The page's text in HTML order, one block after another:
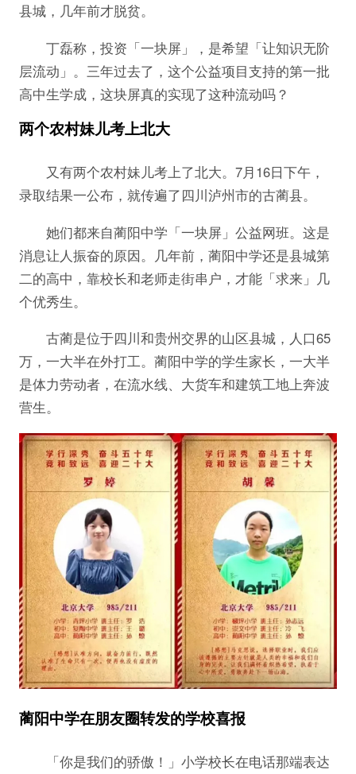
县城，几年前才脱贫。
丁磊称，投资「一块屏」，是希望「让知识无阶
层流动」。三年过去了，这个公益项目支持的第一批
高中生学成，这块屏真的实现了这种流动吗？
两个农村妹儿考上北大
又有两个农村妹儿考上了北大。7月16日下午，
录取结果一公布，就传遍了四川泸州市的古蔺县。
她们都来自蔺阳中学「一块屏」公益网班。这是
消息让人振奋的原因。几年前，蔺阳中学还是县城第
二的高中，靠校长和老师走街串户，才能「求来」几
个优秀生。
古蔺是位于四川和贵州交界的山区县城，人口65
万，一大半在外打工。蔺阳中学的学生家长，一大半
是体力劳动者，在流水线、大货车和建筑工地上奔波
营生。
蔺阳中学在朋友圈转发的学校喜报
「你是我们的骄傲！」小学校长在电话那端表达